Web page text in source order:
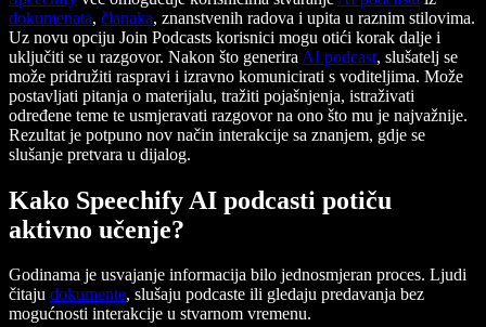
dokumenata, članaka, znanstvenih radova i upita u raznim stilovima.
Uz novu opciju Join Podcasts korisnici mogu otići korak dalje i
uključiti se u razgovor. Nakon što generira AI podcast, slušatelj se
može pridružiti raspravi i izravno komunicirati s voditeljima. Može
postavljati pitanja o materijalu, tražiti pojašnjenja, istraživati
određene teme te usmjeravati razgovor na ono što mu je najvažnije.
Rezultat je potpuno nov način interakcije sa znanjem, gdje se
slušanje pretvara u dijalog.
Kako Speechify AI podcasti potiču
aktivno učenje?
Godinama je usvajanje informacija bilo jednosmjeran proces. Ljudi
čitaju dokumente, slušaju podcaste ili gledaju predavanja bez
mogućnosti interakcije u stvarnom vremenu.